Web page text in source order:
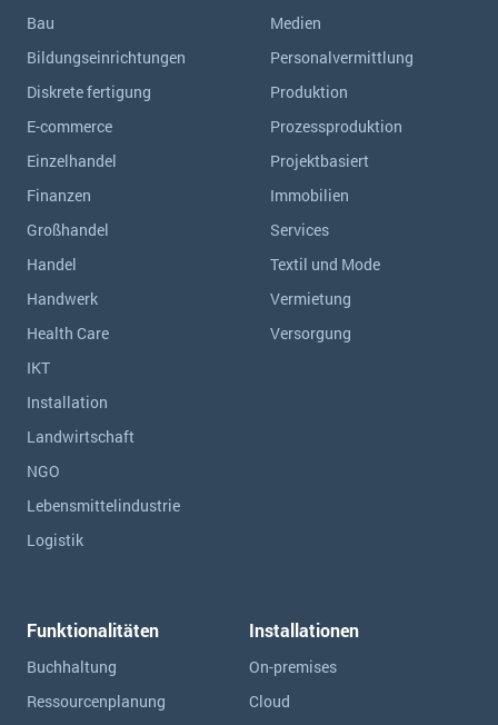
Bau
Bildungseinrichtungen
Diskrete fertigung
E-commerce
Einzelhandel
Finanzen
Großhandel
Handel
Handwerk
Health Care
IKT
Installation
Landwirtschaft
NGO
Lebensmittelindustrie
Logistik
Medien
Personalvermittlung
Produktion
Prozessproduktion
Projektbasiert
Immobilien
Services
Textil und Mode
Vermietung
Versorgung
Funktionalitäten
Buchhaltung
Ressourcen­planung
Installationen
On-premises
Cloud